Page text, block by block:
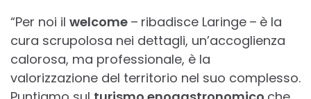
“Per noi il welcome – ribadisce Laringe – è la
cura scrupolosa nei dettagli, un’accoglienza
calorosa, ma professionale, è la
valorizzazione del territorio nel suo complesso.